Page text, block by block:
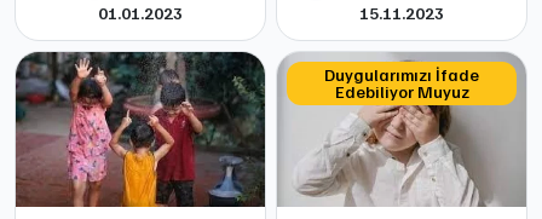
01.01.2023
15.11.2023
Duygularımızı İfade
Edebiliyor Muyuz